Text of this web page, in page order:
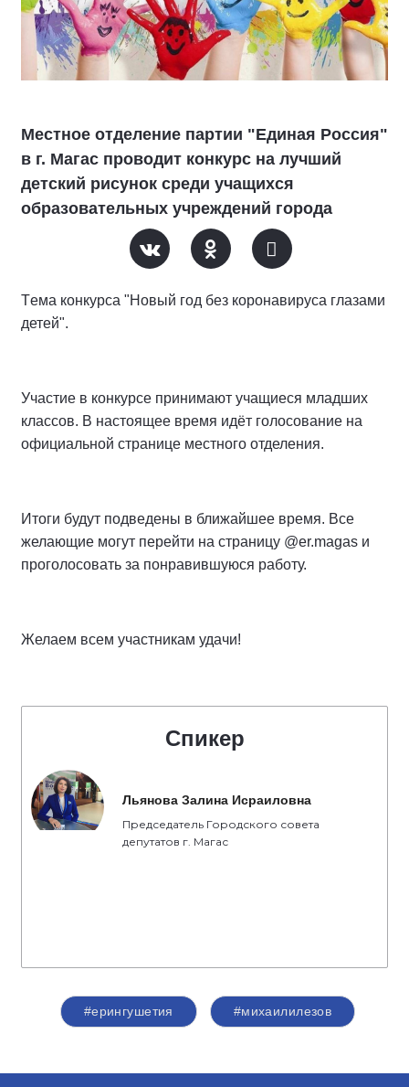
Местное отделение партии "Единая Россия"
в г. Магас проводит конкурс на лучший
детский рисунок среди учащихся
образовательных учреждений города
Tема конкурса "Новый год без коронавируса глазами
детей".
Участие в конкурсе принимают учащиеся младших
классов. В настоящее время идёт голосование на
официальной странице местного отделения.
Итоги будут подведены в ближайшее время. Все
желающие могут перейти на страницу @er.magas и
проголосовать за понравившуюся работу.
Желаем всем участникам удачи!
Спикер
Льянова Залина Исраиловна
Председатель Городского совета
депутатов г. Магас
#ерингушетия #михаилилезов